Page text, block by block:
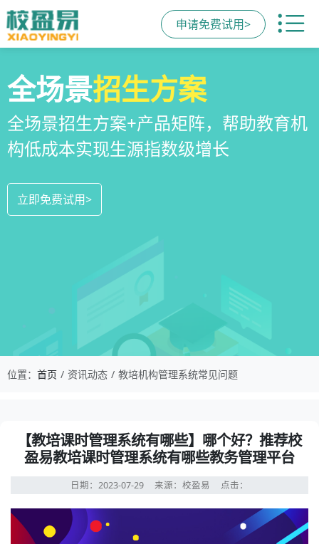
申请免费试用>
校区运营管理系统
教培机构数字化全场景运营管理系统，
全方位解决学校经营管理难题
立即免费试用>
全场景招生方案
全场景招生方案+产品矩阵，帮助教育机
构低成本实现生源指数级增长
立即免费试用>
教培机构小程序
一部手机链接机构、学员、家长，管理
更便捷，互动零距离，体验更满意
立即免费试用>
位置： 首页 资讯动态 教培机构管理系统常见问题
【教培课时管理系统有哪些】哪个好？推荐校
盈易教培课时管理系统有哪些教务管理平台
日期：2023-07-29 来源：校盈易 点击：